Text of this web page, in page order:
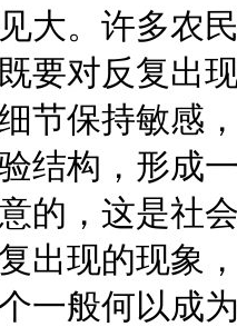
大。许多农
要对反复出
节保持敏感
结构，形成
的，这是社
出现的现象
一般何以成